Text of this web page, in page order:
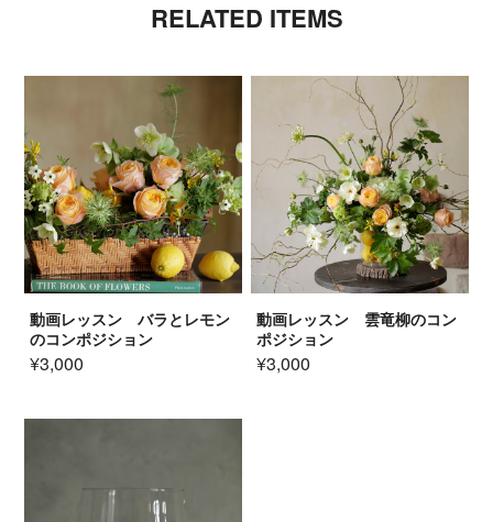
RELATED ITEMS
動画レッスン バラとレモン
のコンポジション
¥3,000
動画レッスン 雲竜柳のコン
ポジション
¥3,000